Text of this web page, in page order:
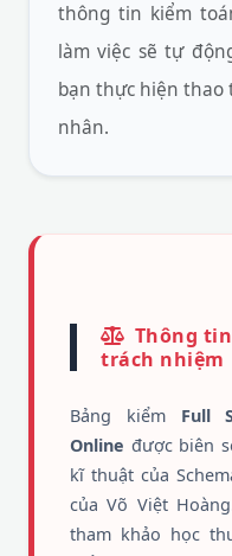
thông tin kiểm
làm việc sẽ tự
bạn thực hiện thao
nhân.
Thông
trách nhiệm
Bảng kiểm Full
Online được biên
kĩ thuật của
của Võ Việt
tham khảo học